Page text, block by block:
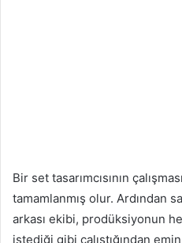
Bir set tasarımcısının
tamamlanmış olur. Ardından
arkası ekibi, prodüksiyonun
istediği gibi çalıştığından